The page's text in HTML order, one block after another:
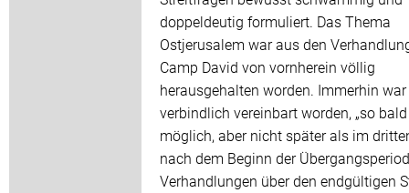
doppeldeutig formuliert. Das Thema
Ostjerusalem war aus den
Camp David von vornherein völlig
herausgehalten worden. Immerhin
verbindlich vereinbart worden, „so
möglich, aber nicht später als im
nach dem Beginn der
Verhandlungen über den endgültigen